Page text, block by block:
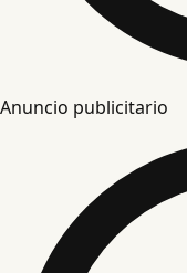
Anuncio publicitario